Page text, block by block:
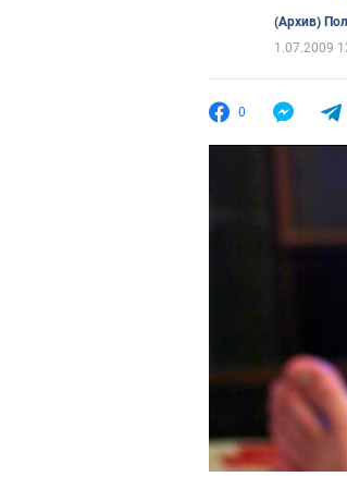
(Архив)
1.07.2009
0